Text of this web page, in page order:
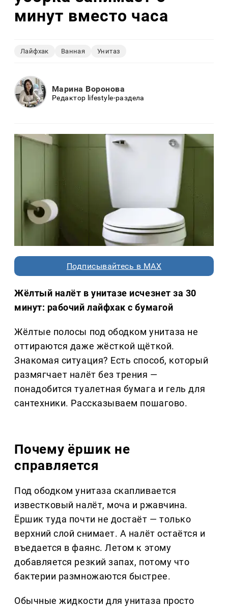
минут вместо часа
Лайфхак Ванная Унитаз
Марина Воронова
Редактор lifestyle-раздела
Подписывайтесь в MAX
Жёлтый налёт в унитазе исчезнет за 30
минут: рабочий лайфхак с бумагой
Жёлтые полосы под ободком унитаза не
оттираются даже жёсткой щёткой.
Знакомая ситуация? Есть способ, который
размягчает налёт без трения —
понадобится туалетная бумага и гель для
сантехники. Рассказываем пошагово.
Почему ёршик не
справляется
Под ободком унитаза скапливается
известковый налёт, моча и ржавчина.
Ёршик туда почти не достаёт — только
верхний слой снимает. А налёт остаётся и
въедается в фаянс. Летом к этому
добавляется резкий запах, потому что
бактерии размножаются быстрее.
Обычные жидкости для унитаза просто